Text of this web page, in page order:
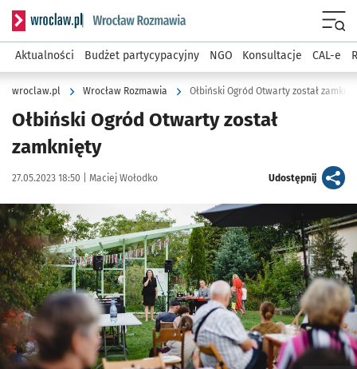
Serwis informacyjny wroclaw.pl podserwis: Rozmawia
Aktualności Budżet partycypacyjny NGO Konsultacje CAL-e
wroclaw.pl Wrocław Rozmawia Ołbiński Ogród Otwarty został
Ołbiński Ogród Otwarty został
zamknięty
Data publikacji:
27.05.2023 18:50 | Autor:
Maciej Wołodko Udostępnijartykuł
Kliknij, aby zobaczyć galerię